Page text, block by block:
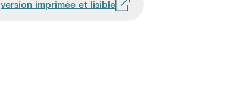
version imprimée et lisible